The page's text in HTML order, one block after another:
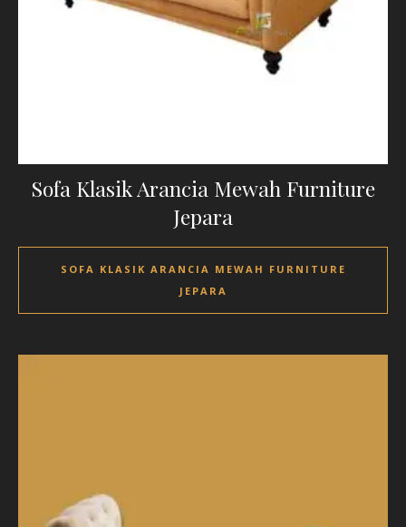
Sofa Klasik Arancia Mewah Furniture
Jepara
SOFA KLASIK ARANCIA MEWAH FURNITURE
JEPARA